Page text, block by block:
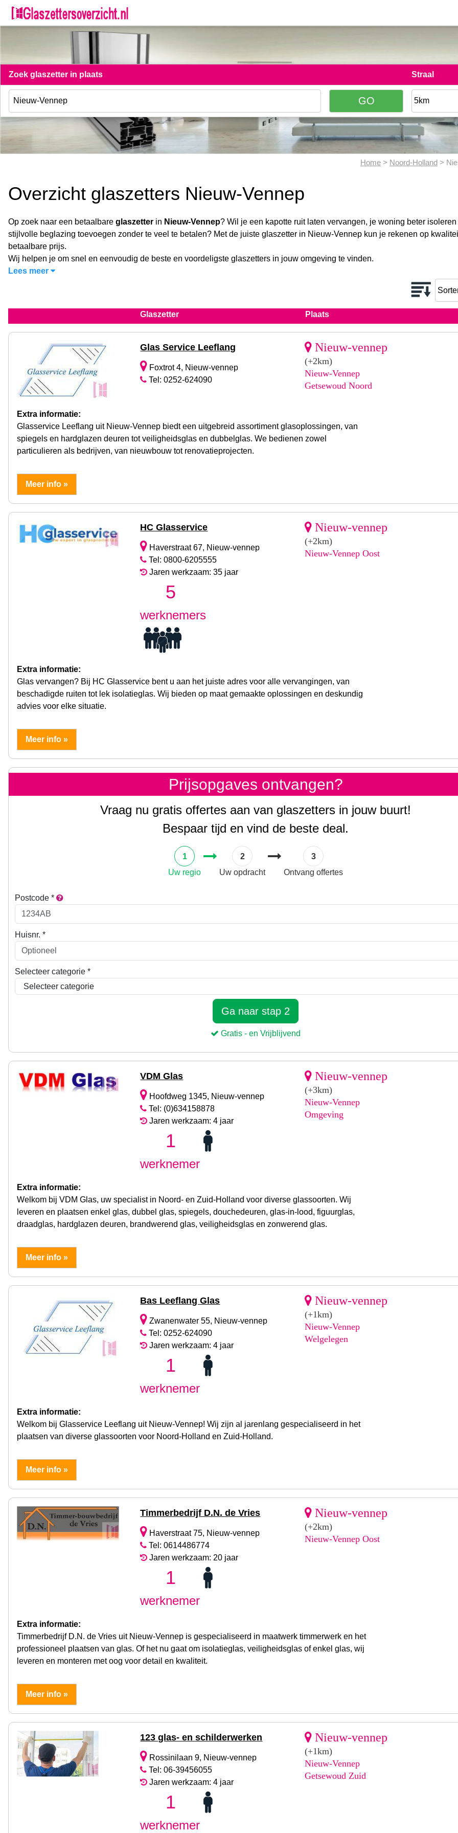
Zoek glaszetter in plaats Straal
Home > Noord-Holland >
Overzicht glaszetters Nieuw-Vennep
Op zoek naar een betaalbare glaszetter in Nieuw-Vennep? Wil je een kapotte ruit laten vervangen, je woning beter
stijlvolle beglazing toevoegen zonder te veel te betalen? Met de juiste glaszetter in Nieuw-Vennep kun je rekenen op
betaalbare prijs.
Wij helpen je om snel en eenvoudig de beste en voordeligste glaszetters in jouw omgeving te vinden.
Lees meer
Glaszetter Plaats
Glas Service Leeflang
Foxtrot 4, Nieuw-vennep
Tel: 0252-624090
Nieuw-vennep
(+2km)
Nieuw-Vennep
Getsewoud Noord
Extra informatie:
Glasservice Leeflang uit Nieuw-Vennep biedt een uitgebreid assortiment glasoplossingen, van
spiegels en hardglazen deuren tot veiligheidsglas en dubbelglas. We bedienen zowel
particulieren als bedrijven, van nieuwbouw tot renovatieprojecten.
Meer info »
HC Glasservice
Haverstraat 67, Nieuw-vennep
Tel: 0800-6205555
Jaren werkzaam: 35 jaar
5
werknemers
Nieuw-vennep
(+2km)
Nieuw-Vennep Oost
Extra informatie:
Glas vervangen? Bij HC Glasservice bent u aan het juiste adres voor alle vervangingen, van
beschadigde ruiten tot lek isolatieglas. Wij bieden op maat gemaakte oplossingen en deskundig
advies voor elke situatie.
Meer info »
Prijsopgaves ontvangen?
Vraag nu gratis offertes aan van glaszetters in jouw buurt!
Bespaar tijd en vind de beste deal.
VDM Glas
Hoofdweg 1345, Nieuw-vennep
Tel: (0)634158878
Jaren werkzaam: 4 jaar
1
werknemer
Nieuw-vennep
(+3km)
Nieuw-Vennep
Omgeving
Extra informatie:
Welkom bij VDM Glas, uw specialist in Noord- en Zuid-Holland voor diverse glassoorten. Wij
leveren en plaatsen enkel glas, dubbel glas, spiegels, douchedeuren, glas-in-lood, figuurglas,
draadglas, hardglazen deuren, brandwerend glas, veiligheidsglas en zonwerend glas.
Meer info »
Bas Leeflang Glas
Zwanenwater 55, Nieuw-vennep
Tel: 0252-624090
Jaren werkzaam: 4 jaar
1
werknemer
Nieuw-vennep
(+1km)
Nieuw-Vennep
Welgelegen
Extra informatie:
Welkom bij Glasservice Leeflang uit Nieuw-Vennep! Wij zijn al jarenlang gespecialiseerd in het
plaatsen van diverse glassoorten voor Noord-Holland en Zuid-Holland.
Meer info »
Timmerbedrijf D.N. de Vries
Haverstraat 75, Nieuw-vennep
Tel: 0614486774
Jaren werkzaam: 20 jaar
1
werknemer
Nieuw-vennep
(+2km)
Nieuw-Vennep Oost
Extra informatie:
Timmerbedrijf D.N. de Vries uit Nieuw-Vennep is gespecialiseerd in maatwerk timmerwerk en het
professioneel plaatsen van glas. Of het nu gaat om isolatieglas, veiligheidsglas of enkel glas, wij
leveren en monteren met oog voor detail en kwaliteit.
Meer info »
123 glas- en schilderwerken
Rossinilaan 9, Nieuw-vennep
Tel: 06-39456055
Jaren werkzaam: 4 jaar
1
werknemer
Nieuw-vennep
(+1km)
Nieuw-Vennep
Getsewoud Zuid